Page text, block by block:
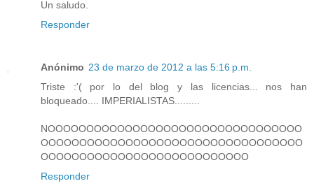
Un saludo.
Responder
Anónimo 23 de marzo de 2012 a las 5:16 p.m.
Triste :'( por lo del blog y las licencias... nos han
bloqueado.... IMPERIALISTAS.........
NOOOOOOOOOOOOOOOOOOOOOOOOOOOOOOOOO
OOOOOOOOOOOOOOOOOOOOOOOOOOOOOOOOOO
OOOOOOOOOOOOOOOOOOOOOOOOOOO
Responder